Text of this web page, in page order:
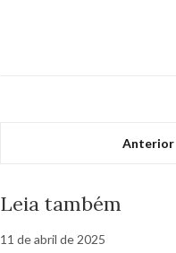
Anterior
Leia também
11 de abril de 2025